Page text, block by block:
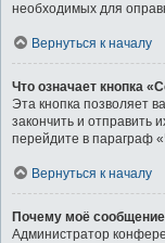
необходимых для
Вернуться к началу
Что означает кнопка
Эта кнопка позволяет
закончить и отправить
перейдите в параграф
Вернуться к началу
Почему моё
Администратор